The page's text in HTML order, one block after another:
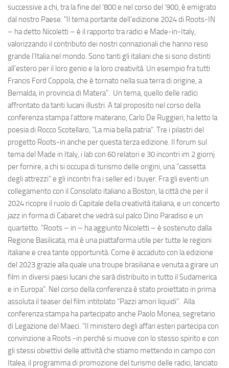
successive a chi, tra la fine del ‘800 e nel corso del ‘900, è emigrato
dal nostro Paese. "Il tema portante dell’edizione 2024 di Roots-IN
– ha detto Nicoletti – è il rapporto tra radici e Made-in-Italy,
valorizzando il contributo dei nostri connazionali che hanno reso
grande l’Italia nel mondo. Sono tanti gli italiani che si sono distinti
all’estero per il loro genio e la loro creatività. Un esempio fra tutti
Francis Ford Coppola, che è tornato nella sua terra di origine, a
Bernalda, in provincia di Matera". Un tema, quello delle radici
affrontato da tanti lucani illustri. A tal proposito nel corso della
conferenza stampa l'attore materano, Carlo De Ruggieri, ha letto la
poesia di Rocco Scotellaro, "La mia bella patria". Tre i pilastri del
progetto Roots-in anche per questa terza edizione. Il forum sul
tema del Made in Italy, i lab con 60 relatori e 30 incontri im 2 giornj
per fornire, a chi si occupa di turismo delle origini, una "cassetta
degli attrezzi" e gli incontri fra i seller ed i buyer. Fra gli eventi un
collegamento con il Consolato italiano a Boston, la città che per il
2024 ricopre il ruolo di Capitale della creatività italiana, e un concerto
jazz in forma di Cabaret che vedrà sul palco Dino Paradiso e un
quartetto. "Roots – in – ha aggiunto Nicoletti – è sostenuto dalla
Regione Basilicata, ma è una piattaforma utile per tutte le regioni
italiane e crea tante opportunità. Come è accaduto con la edizione
del 2023 grazie alla quale una troupe brasiliana e venuta a girare un
film in diversi paesi lucani che sarà distribuito in tutto il Sudamerica
e in Europa". Nel corso della conferenza è stato proiettato in prima
assoluta il teaser del film intitolato "Pazzi amori liquidi". Alla
conferenza stampa ha partecipato anche Paolo Monea, segretario
di Legazione del Maeci. "Il ministero degli affari esteri partecipa con
convinzione a Roots -in perché si muove con lo stesso spirito e con
gli stessi obiettivi delle attività che stiamo mettendo in campo con
Italea, il programma di promozione del turismo delle radici, lanciato